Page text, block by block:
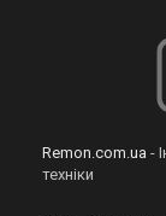
Remon.com.ua -
техніки